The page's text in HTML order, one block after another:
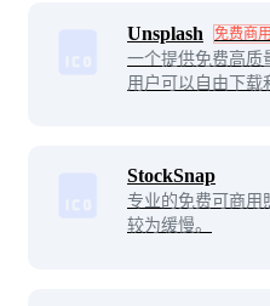
Unsplash 免费商用
一个提供免费高质
用户可以自由下载
StockSnap
专业的免费可商用
较为缓慢。